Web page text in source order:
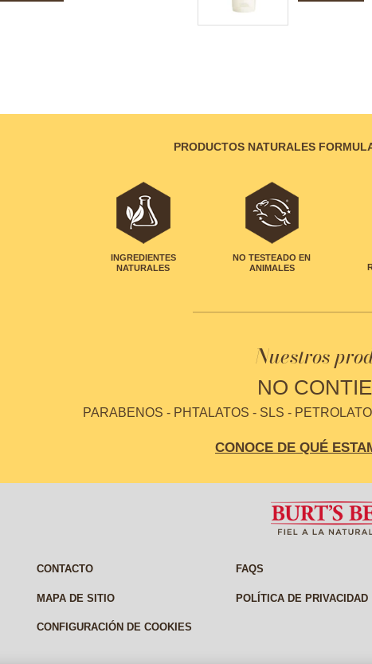
PRODUCTOS NATURALES
INGREDIENTES
NATURALES
NO TESTEADO EN
ANIMALES
Nuestros
NO
PARABENOS - PHTALATOS - SLS -
CONOCE DE QUÉ
CONTACTO FAQS
MAPA DE SITIO POLÍTICA DE PRIVACIDAD
CONFIGURACIÓN DE COOKIES